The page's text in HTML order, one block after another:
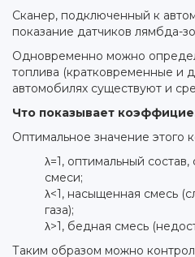
Сканер, подключенный к
показание датчиков лямбда-
Одновременно можно
топлива (кратковременные и
автомобилях существуют и
Что показывает
Оптимальное значение этого
λ=1, оптимальный
смеси;
λ<1, насыщенная смесь
газа);
λ>1, бедная смесь
Таким образом можно